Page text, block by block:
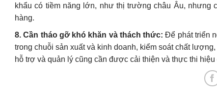
khẩu có tiềm năng lớn, như thị trường châu Âu, nhưng
hàng.
8. Cần tháo gỡ khó khăn và thách thức: Để phát triển
trong chuỗi sản xuất và kinh doanh, kiểm soát chất
hỗ trợ và quản lý cũng cần được cải thiện và thực thi hiệu